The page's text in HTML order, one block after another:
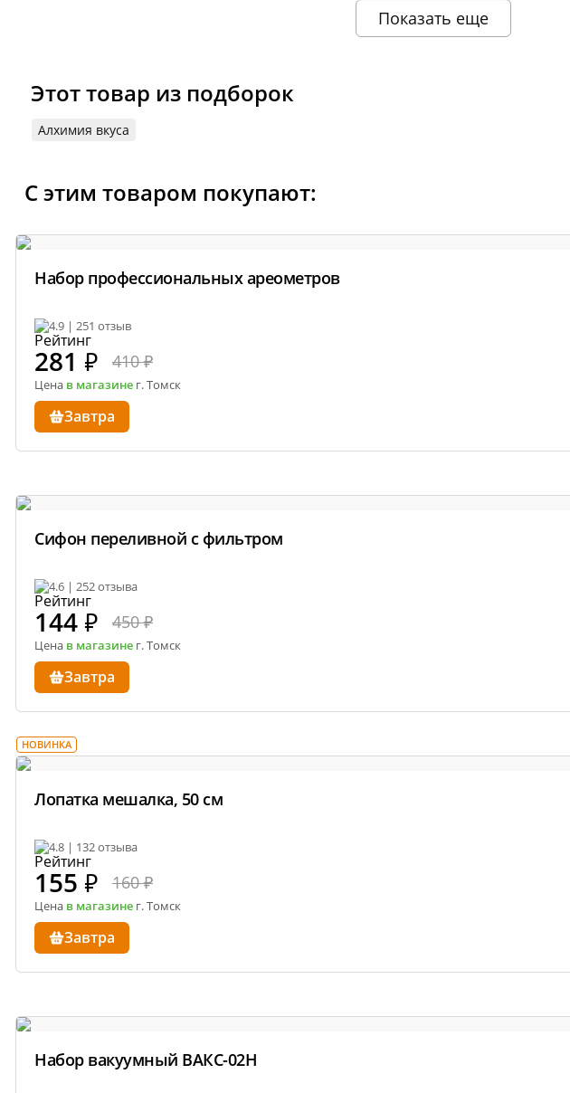
Показать еще
Этот товар из подборок
Алхимия вкуса
С этим товаром покупают:
Набор профессиональных ареометров
4.9 | 251 отзыв
281 ₽ 410 ₽
Цена в магазине г. Томск
Завтра
Сифон переливной с фильтром
4.6 | 252 отзыва
144 ₽ 450 ₽
Цена в магазине г. Томск
Завтра
НОВИНКА
Лопатка мешалка, 50 см
4.8 | 132 отзыва
155 ₽ 160 ₽
Цена в магазине г. Томск
Завтра
Набор вакуумный ВАКС-02Н